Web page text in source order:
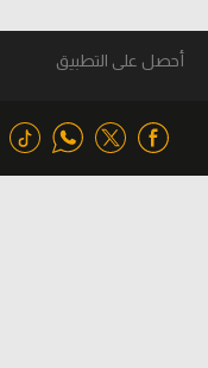
أحصل على التطبيق